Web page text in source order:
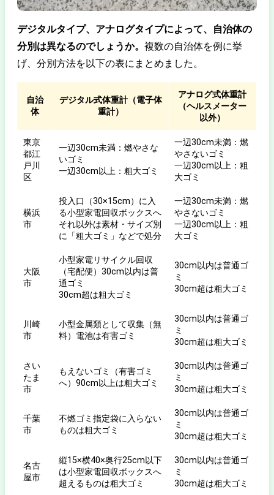
デジタルタイプ、アナログタイプによって、自治体の
分別は異なるのでしょうか。 複数の自治体を例に挙
げ、分別方法を以下の表にまとめました。
自治
体
デジタル式体重計（電子体
重計）
アナログ式体重計
（ヘルスメーター
以外）
東京
都江
戸川
区
一辺30cm未満：燃やさな
いゴミ
一辺30cm以上：粗大ゴミ
一辺30cm未満：燃
やさないゴミ
一辺30cm以上：粗
大ゴミ
横浜
市
投入口（30×15cm）に入
る小型家電回収ボックスへ
それ以外は素材・サイズ別
に「粗大ゴミ」などで処分
一辺30cm未満：燃
やさないゴミ
一辺30cm以上：粗
大ゴミ
大阪
市
小型家電リサイクル回収
（宅配便）30cm以内は普
通ゴミ
30cm超は粗大ゴミ
30cm以内は普通ゴ
ミ
30cm超は粗大ゴミ
川崎
市
小型金属類として収集（無
料）電池は有害ゴミ
30cm以内は普通ゴ
ミ
30cm超は粗大ゴミ
さい
たま
市
もえないゴミ（有害ゴミ
へ）90cm以上は粗大ゴミ
30cm以内は普通ゴ
ミ
30cm超は粗大ゴミ
千葉
市
不燃ゴミ指定袋に入らない
ものは粗大ゴミ
30cm以内は普通ゴ
ミ
30cm超は粗大ゴミ
名古
屋市
縦15×横40×奥行25cm以下
は小型家電回収ボックスへ
超えるものは粗大ゴミ
30cm以内は普通ゴ
ミ
30cm超は粗大ゴミ